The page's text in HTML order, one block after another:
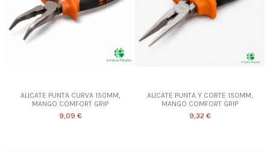
ALICATE PUNTA CURVA 150MM,
MANGO COMFORT GRIP
9,09 €
ALICATE PUNTA Y CORTE 150MM,
MANGO COMFORT GRIP
9,32 €